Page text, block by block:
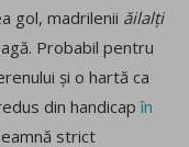
gol, madrilenii ăilalți
Probabil pentru
și o hartă ca
din handicapîn
strict